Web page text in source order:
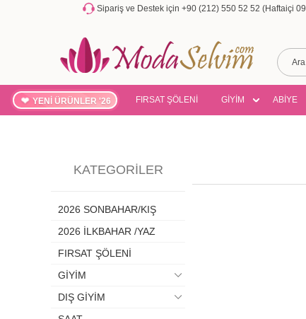
Sipariş ve Destek için +90 (212) 550 52 52 (Haftaiçi
YENİ ÜRÜNLER '26 FIRSAT ŞÖLENİ GİYİM ABİYE
KATEGORILER
2026 SONBAHAR/KIŞ
2026 İLKBAHAR /YAZ
FIRSAT ŞÖLENİ
GİYİM
DIŞ GİYİM